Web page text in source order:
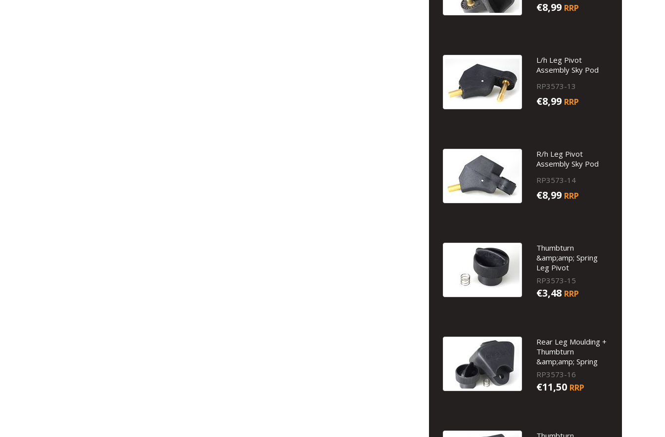
€8,99 RRP
L/h Leg Pivot
Assembly Sky Pod
RP3573-13
€8,99 RRP
R/h Leg Pivot
Assembly Sky Pod
RP3573-14
€8,99 RRP
Thumbturn
&amp;amp; Spring
Leg Pivot
RP3573-15
€3,48 RRP
Rear Leg Moulding +
Thumbturn
&amp;amp; Spring
RP3573-16
€11,50 RRP